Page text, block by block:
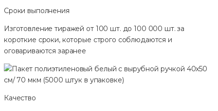
Сроки выполнения
Изготовление тиражей от 100 шт. до 100 000 шт. за
короткие сроки, которые строго соблюдаются и
оговариваются заранее
Качество